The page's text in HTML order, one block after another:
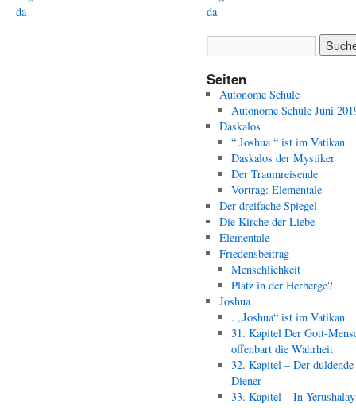
da
da
Seiten
Autonome Schule
Autonome Schule Juni
Daskalos
“ Joshua “ ist im Vatikan
Daskalos der Mystiker
Der Traumreisende
Vortrag: Elementale
Der dreifache Spiegel
Die Kirche der Liebe
Elementale
Friedensbeitrag
Menschlichkeit
Platz in der Herberge?
Joshua
. „Joshua“ ist im Vatikan
31. Kapitel Der Gott-
offenbart die Wahrheit
32. Kapitel – Der duldende
Diener
33. Kapitel – In